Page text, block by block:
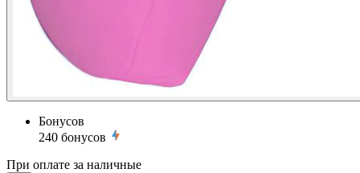
Бонусов
240 бонусов
При оплате за наличные